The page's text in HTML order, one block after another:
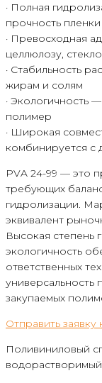
· Полная
прочность пленки
· Превосходная
целлюлозу,
· Стабильность
жирам и солям
· Экологичность
полимер
· Широкая
комбинируется с
PVA 24-99 — это
требующих
гидролизации.
эквивалент
Высокая степень
экологичность
ответственных
универсальность
закупаемых
Отправить заявку
Поливиниловый